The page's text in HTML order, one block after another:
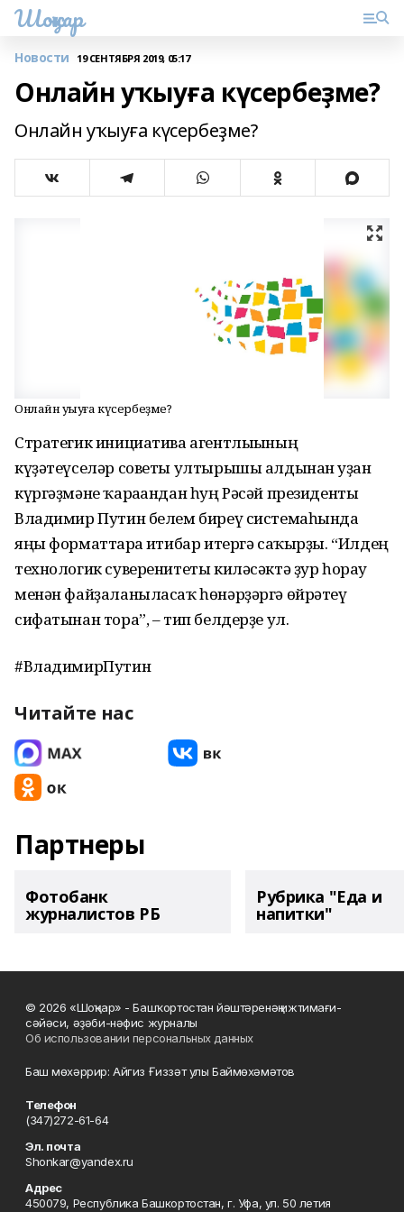
Шоңҡар
Новости 19 СЕНТЯБРЯ 2019, 05:17
Онлайн уҡыуға күсербеҙме?
Онлайн уҡыуға күсербеҙме?
Онлайн уҡыуға күсербеҙме?
Стратегик инициатива агентлығының
күҙәтеүселәр советы ултырышы алдынан уҙған
күргәҙмәне ҡарағандан һуң Рәсәй президенты
Владимир Путин белем биреү системаһында
яңы форматтарға иғтибар итергә саҡырҙы. “Илдең
технологик суверенитеты киләсәктә ҙур һорау
менән файҙаланыласаҡ һөнәрҙәргә өйрәтеү
сифатынан тора”, – тип белдерҙе ул.
#ВладимирПутин
Читайте нас
Партнеры
Фотобанк
журналистов РБ
Рубрика "Еда и
напитки"
© 2026 «Шоңҡар» - Башҡортостан йәштәренәң ижтимағи-
сәйәси, әҙәби-нәфис журналы
Об использовании персональных данных
Баш мөхәррир: Айгиз Ғиззәт улы Баймөхәмәтов
Телефон
(347)272-61-64
Эл. почта
Shonkar@yandex.ru
Адрес
450079, Республика Башкортостан, г. Уфа, ул. 50 летия